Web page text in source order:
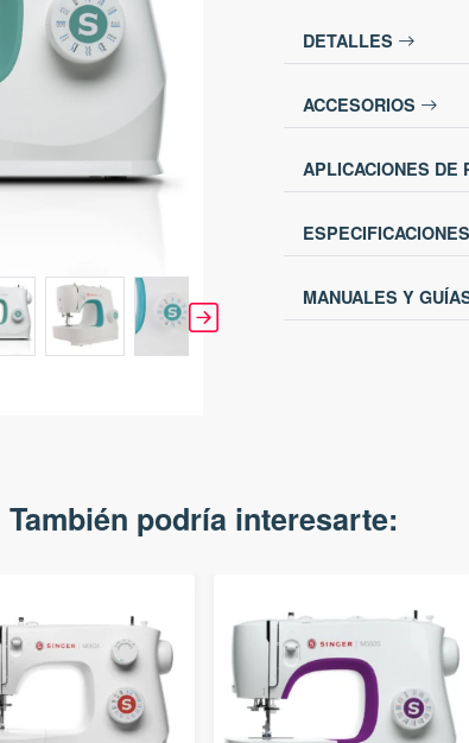
DETALLES
ACCESORIOS
APLICACIONES DE
ESPECIFICACIONES
MANUALES Y
También podría interesarte: